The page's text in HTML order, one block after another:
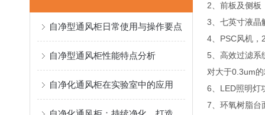
自净型通风柜日常使用与操作要点
自净型通风柜性能特点分析
自净化通风柜在实验室中的应用
2、前板及侧板
3、七英寸液晶
4、PSC风机，
5、高效过滤系
对大于0.3um
6、LED照明灯
7、环氧树脂台